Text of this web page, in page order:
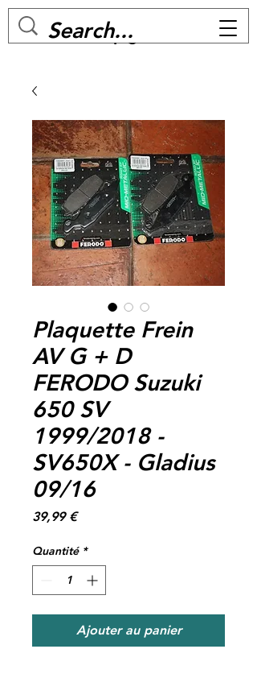
MC BIKE Perpignan
Plaquette Frein
AV G + D
FERODO Suzuki
650 SV
1999/2018 -
SV650X - Gladius
09/16
39,99 €Prix
Quantité *
Ajouter au panier